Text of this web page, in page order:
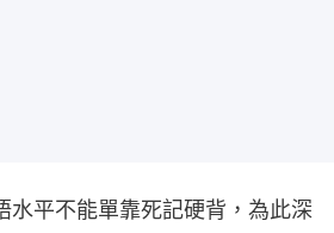
水平不能單靠死記硬背，為此深